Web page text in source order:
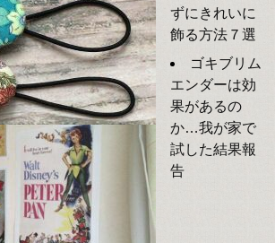
ずにきれいに
飾る方法７選
ゴキブリム
エンダーは効
果があるの
か…我が家で
試した結果報
告